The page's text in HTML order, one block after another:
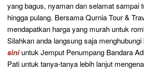
yang bagus, nyaman dan selamat sampai
hingga pulang. Bersama Qurnia Tour &
mendapatkan harga yang murah untuk
Silahkan anda langsung saja
siniuntuk Jemput Penumpang Bandara
Pati untuk tanya-tanya lebih lanjut